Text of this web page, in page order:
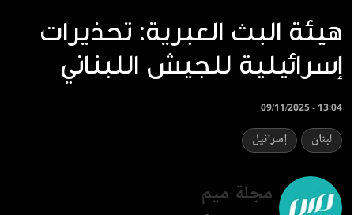
هيئة البث العبرية: تحذيرات
إسرائيلية للجيش اللبناني
09/11/2025 - 13:04
لبنان إسرائيل
مجلة ميم